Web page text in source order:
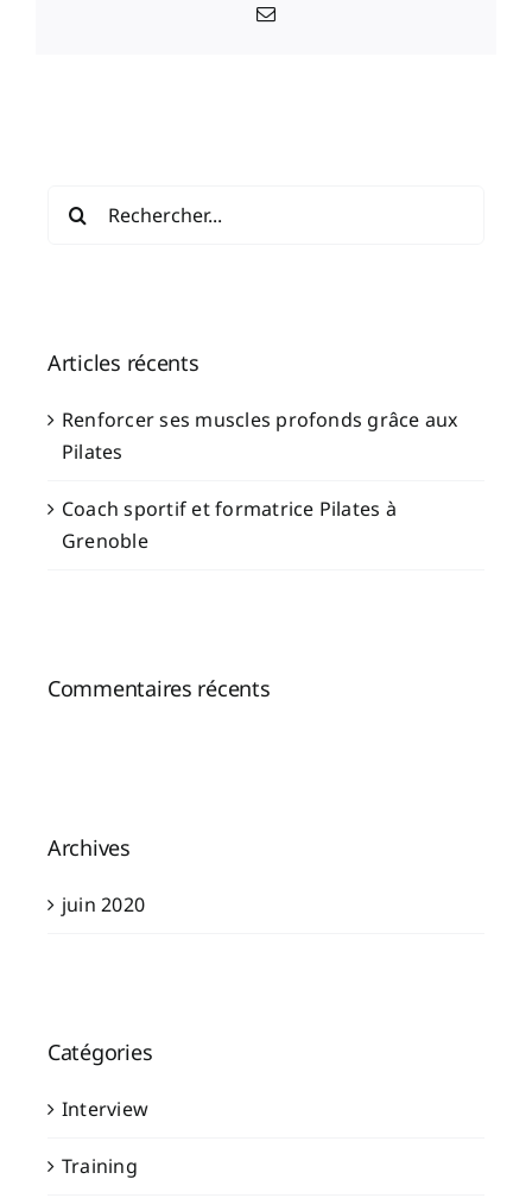
Email
Articles récents
Renforcer ses muscles profonds grâce aux
Pilates
Coach sportif et formatrice Pilates à
Grenoble
Commentaires récents
Archives
juin 2020
Catégories
Interview
Training